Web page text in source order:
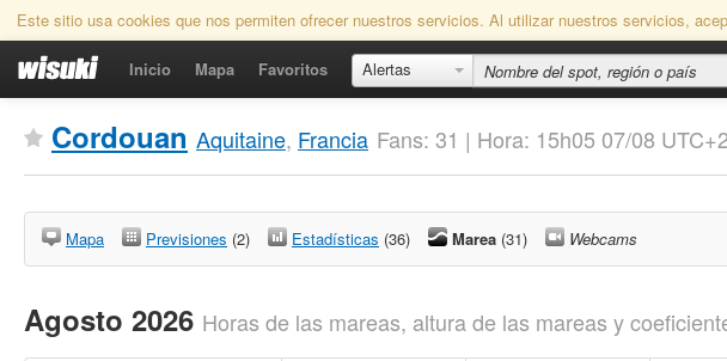
Este sitio usa cookies que nos permiten ofrecer nuestros servicios. Al utilizar nuestros servicios,
Inicio Mapa Favoritos Alertas
Cordouan Aquitaine, Francia Fans: 31 | Hora: 15h05 07/08
Mapa Previsiones (2) Estadísticas (36) Marea (31) Webcams
Agosto 2026 Horas de las mareas, altura de las mareas y